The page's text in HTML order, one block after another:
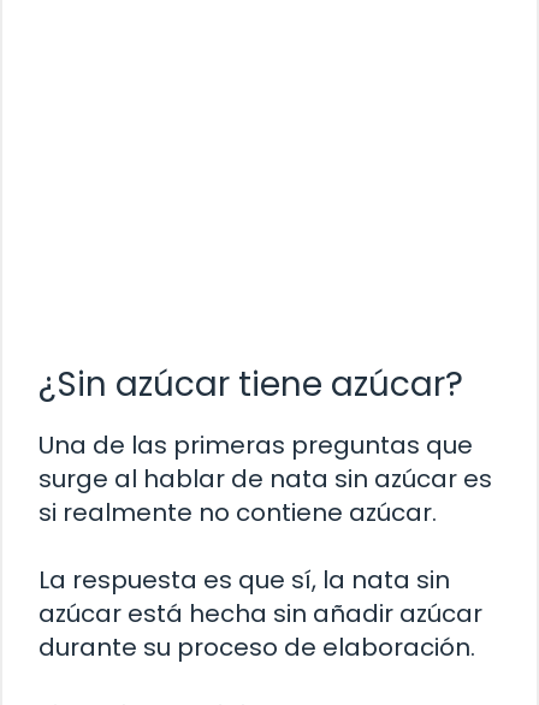
¿Sin azúcar tiene azúcar?
Una de las primeras preguntas que
surge al hablar de nata sin azúcar es
si realmente no contiene azúcar.
La respuesta es que sí, la nata sin
azúcar está hecha sin añadir azúcar
durante su proceso de elaboración.